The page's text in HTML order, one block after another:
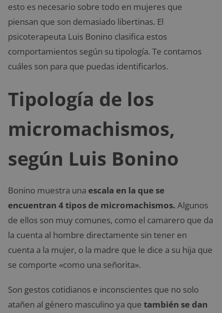
esto es necesario sobre todo en mujeres que
piensan que son demasiado libertinas. El
psicoterapeuta Luis Bonino clasifica estos
comportamientos según su tipología. Te contamos
cuáles son para que puedas identificarlos.
Tipología de los
micromachismos,
según Luis Bonino
Bonino muestra una escala en la que se
encuentran 4 tipos de micromachismos. Algunos
de ellos son muy comunes, como el camarero que da
la cuenta al hombre directamente sin tener en
cuenta a la mujer, o la madre que le dice a su hija que
se comporte «como una señorita».
Son gestos cotidianos e inconscientes que no solo
atañen al género masculino ya que también se dan